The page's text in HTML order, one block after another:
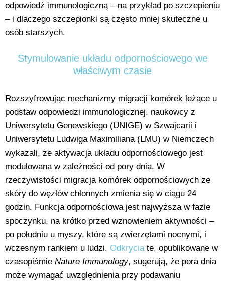
odpowiedź immunologiczną – na przykład po szczepieniu
– i dlaczego szczepionki są często mniej skuteczne u
osób starszych.
Stymulowanie układu odpornościowego we
właściwym czasie
Rozszyfrowując mechanizmy migracji komórek leżące u
podstaw odpowiedzi immunologicznej, naukowcy z
Uniwersytetu Genewskiego (UNIGE) w Szwajcarii i
Uniwersytetu Ludwiga Maximiliana (LMU) w Niemczech
wykazali, że aktywacja układu odpornościowego jest
modulowana w zależności od pory dnia. W
rzeczywistości migracja komórek odpornościowych ze
skóry do węzłów chłonnych zmienia się w ciągu 24
godzin. Funkcja odpornościowa jest najwyższa w fazie
spoczynku, na krótko przed wznowieniem aktywności –
po południu u myszy, które są zwierzętami nocnymi, i
wczesnym rankiem u ludzi. Odkryciate, opublikowane w
czasopiśmie Nature Immunology, sugerują, że pora dnia
może wymagać uwzględnienia przy podawaniu